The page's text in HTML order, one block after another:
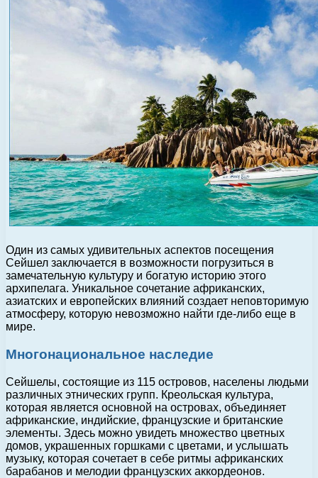
Один из самых удивительных аспектов посещения
Сейшел заключается в возможности погрузиться в
замечательную культуру и богатую историю этого
архипелага. Уникальное сочетание африканских,
азиатских и европейских влияний создает неповторимую
атмосферу, которую невозможно найти где-либо еще в
мире.
Многонациональное наследие
Сейшелы, состоящие из 115 островов, населены людьми
различных этнических групп. Креольская культура,
которая является основной на островах, объединяет
африканские, индийские, французские и британские
элементы. Здесь можно увидеть множество цветных
домов, украшенных горшками с цветами, и услышать
музыку, которая сочетает в себе ритмы африканских
барабанов и мелодии французских аккордеонов.